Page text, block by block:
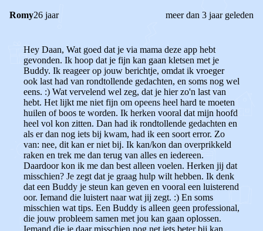
Romy26 jaar meer dan 3 jaar geleden
Hey Daan, Wat goed dat je via mama deze app hebt
gevonden. Ik hoop dat je fijn kan gaan kletsen met je
Buddy. Ik reageer op jouw berichtje, omdat ik vroeger
ook last had van rondtollende gedachten, en soms nog wel
eens. :) Wat vervelend wel zeg, dat je hier zo'n last van
hebt. Het lijkt me niet fijn om opeens heel hard te moeten
huilen of boos te worden. Ik herken vooral dat mijn hoofd
heel vol kon zitten. Dan had ik rondtollende gedachten en
als er dan nog iets bij kwam, had ik een soort error. Zo
van: nee, dit kan er niet bij. Ik kan/kon dan overprikkeld
raken en trek me dan terug van alles en iedereen.
Daardoor kon ik me dan best alleen voelen. Herken jij dat
misschien? Je zegt dat je graag hulp wilt hebben. Ik denk
dat een Buddy je steun kan geven en vooral een luisterend
oor. Iemand die luistert naar wat jij zegt. :) En soms
misschien wat tips. Een Buddy is alleen geen professional,
die jouw probleem samen met jou kan gaan oplossen.
Iemand die je daar misschien nog net iets beter bij kan